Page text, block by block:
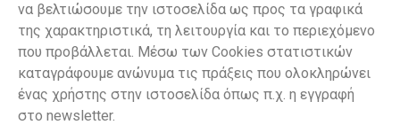
να βελτιώσουμε την ιστοσελίδα ως προς τα γραφικά
της χαρακτηριστικά, τη λειτουργία και το περιεχόμενο
που προβάλλεται. Μέσω των Cookies στατιστικών
καταγράφουμε ανώνυμα τις πράξεις που ολοκληρώνει
ένας χρήστης στην ιστοσελίδα όπως π.χ. η εγγραφή
στο newsletter.